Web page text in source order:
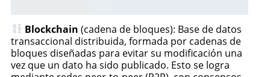
Blockchain (cadena de bloques): Base de datos
transaccional distribuida, formada por cadenas de
bloques diseñadas para evitar su modificación una
vez que un dato ha sido publicado. Esto se logra